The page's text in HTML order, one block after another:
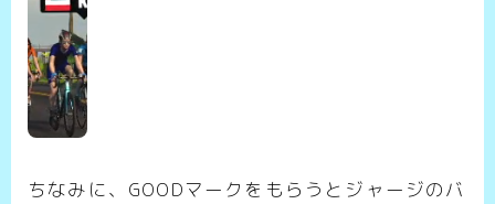
ちなみに、GOODマークをもらうとジャージのバ